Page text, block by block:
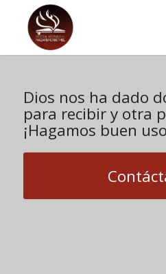
Dios nos ha dado
para recibir y otra
¡Hagamos buen